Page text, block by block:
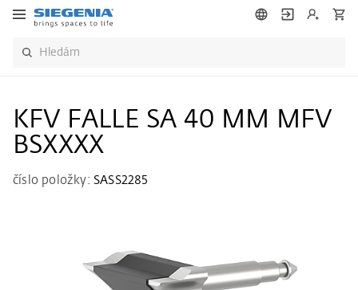
KFV FALLE SA 40 MM MFV
BSXXXX
číslo položky: SASS2285